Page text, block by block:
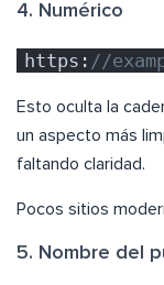
4. Numérico
https: //
Esto oculta la
un aspecto más
faltando claridad.
Pocos sitios
5. Nombre del